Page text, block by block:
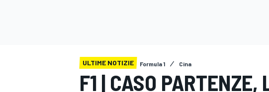
ULTIME NOTIZIE Formula 1 Cina
F1 | CASO